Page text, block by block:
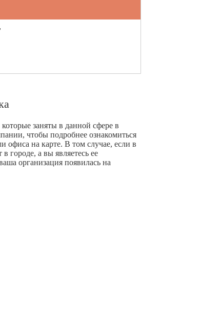
заняты в данной сфере в
чтобы подробнее ознакомиться
офиса на карте. В том случае, если в
городе, а вы являетесь ее
организация появилась на